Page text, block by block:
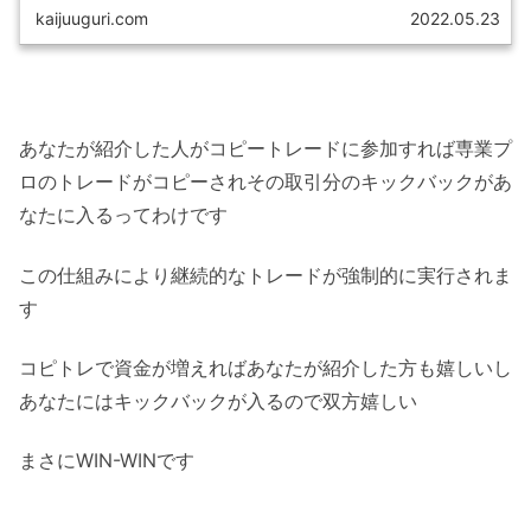
kaijuuguri.com 2022.05.23
あなたが紹介した人がコピートレードに参加すれば専業プ
ロのトレードがコピーされその取引分のキックバックがあ
なたに入るってわけです
この仕組みにより継続的なトレードが強制的に実行されま
す
コピトレで資金が増えればあなたが紹介した方も嬉しいし
あなたにはキックバックが入るので双方嬉しい
まさにWIN-WINです